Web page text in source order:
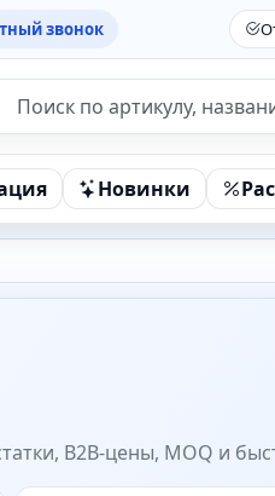
звонок
Новинки
B2B-цены, MOQ и